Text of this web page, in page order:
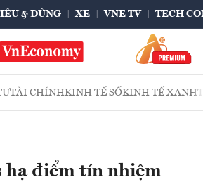
& DÙNG XE VNE TV TECH
TÀI CHÍNHKINH TẾ SỐKINH TẾ XANH
hạ điểm tín nhiệm